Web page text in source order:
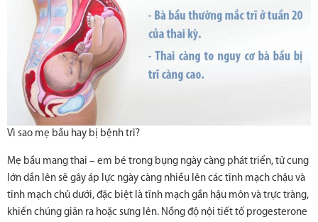
Vì sao mẹ bầu hay bị bệnh trĩ?
Mẹ bầu mang thai – em bé trong bụng ngày càng phát triển, tử cung
lớn dần lên sẽ gây áp lực ngày càng nhiều lên các tĩnh mạch chậu và
tĩnh mạch chủ dưới, đặc biệt là tĩnh mạch gần hậu môn và trực tràng,
khiến chúng giãn ra hoặc sưng lên. Nồng độ nội tiết tố progesterone